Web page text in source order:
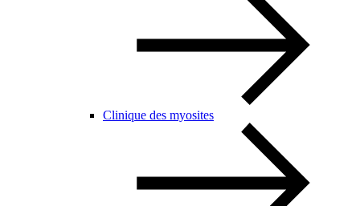
Clinique des myosites